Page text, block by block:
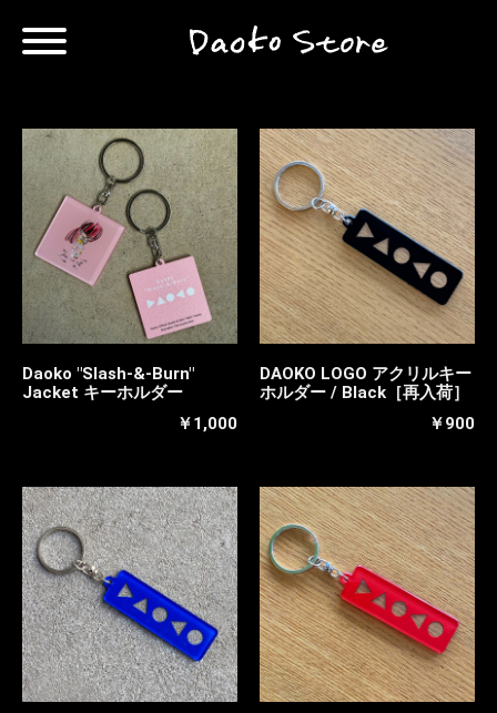
Daoko "Slash-&-Burn"
Jacket キーホルダー
￥1,000
DAOKO LOGO アクリルキー
ホルダー / Black［再入荷］
￥900